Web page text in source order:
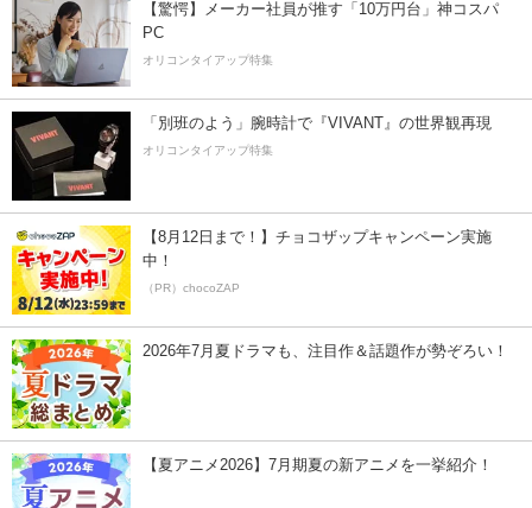
【驚愕】メーカー社員が推す「10万円台」神コスパ
PC
オリコンタイアップ特集
「別班のよう」腕時計で『VIVANT』の世界観再現
オリコンタイアップ特集
【8月12日まで！】チョコザップキャンペーン実施
中！
（PR）chocoZAP
2026年7月夏ドラマも、注目作＆話題作が勢ぞろい！
【夏アニメ2026】7月期夏の新アニメを一挙紹介！